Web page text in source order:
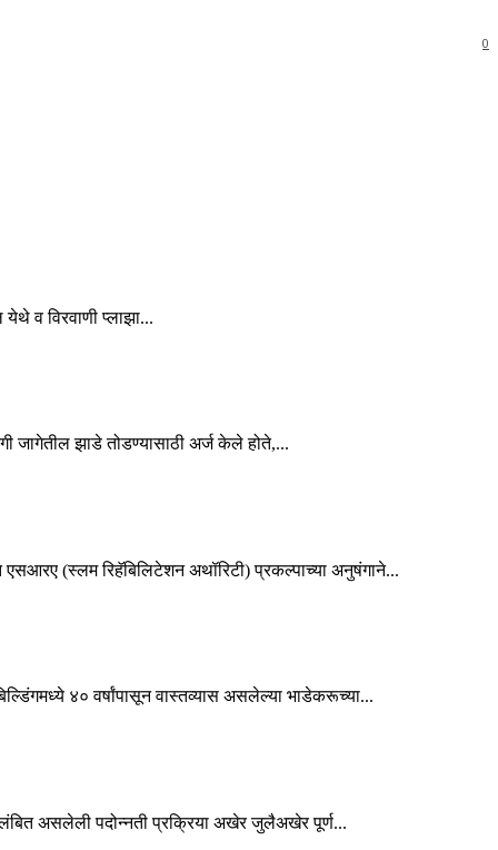
0
व विरवाणी प्लाझा...
जागेतील झाडे तोडण्यासाठी अर्ज केले होते,...
एसआरए (स्लम रिहॅबिलिटेशन अथॉरिटी) प्रकल्पाच्या अनुषंगाने...
४० वर्षांपासून वास्तव्यास असलेल्या भाडेकरूच्या...
असलेली पदोन्नती प्रक्रिया अखेर जुलैअखेर पूर्ण...